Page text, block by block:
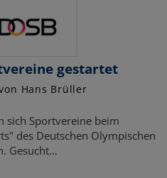
gestartet
Hans Brüller
sich Sportvereine beim
des Deutschen Olympischen
Gesucht…